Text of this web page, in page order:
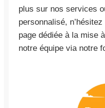
plus sur nos services
personnalisé,
page dédiée à la mise
notre équipe via notre